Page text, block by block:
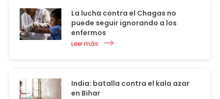
La lucha contra el Chagas no
puede seguir ignorando a los
enfermos
Leer más
India: batalla contra el kala azar
en Bihar